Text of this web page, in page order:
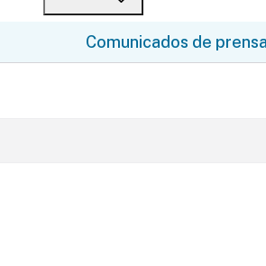
Where’s my refund?
Comunicados de prensa